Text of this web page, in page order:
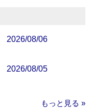
2026/08/06
2026/08/05
もっと見る »